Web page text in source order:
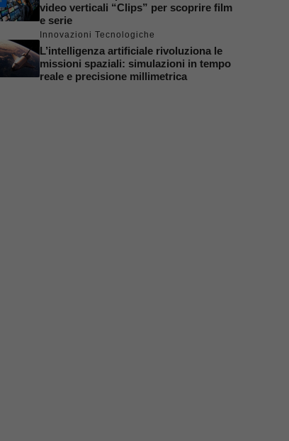
video verticali “Clips” per scoprire film
e serie
Innovazioni Tecnologiche
L’intelligenza artificiale rivoluziona le
missioni spaziali: simulazioni in tempo
reale e precisione millimetrica